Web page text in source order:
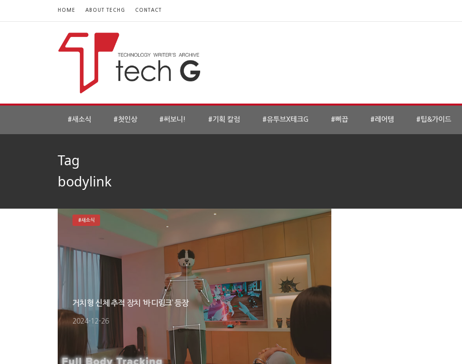
HOME ABOUT TECHG CONTACT
#새소식 #첫인상 #써보니! #기획 칼럼 #유투브X테크G #삐끕 #레어템 #팁&가이드
Tag
bodylink
거치형 신체 추적 장치 ‘바디링크’ 등장
2024-12-26
#새소식